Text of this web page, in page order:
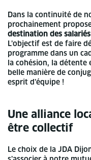
Dans la continuité de
prochainement
destination des
L’objectif est de faire
programme dans un
la cohésion, la
belle manière de
esprit d’équipe !
Une alliance
être collectif
Le choix de la JDA